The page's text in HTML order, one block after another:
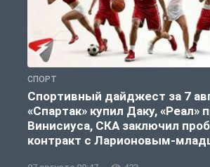
СПОРТ
Спортивный дайджест за 7
«Спартак» купил Даку, «Реал»
Винисиуса, СКА заключил
контракт с Ларионовым-